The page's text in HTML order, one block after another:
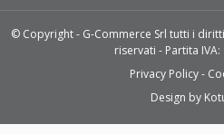
© Copyright - G-Commerce Srl tutti i
riservati - Partita
Privacy Policy
Design by